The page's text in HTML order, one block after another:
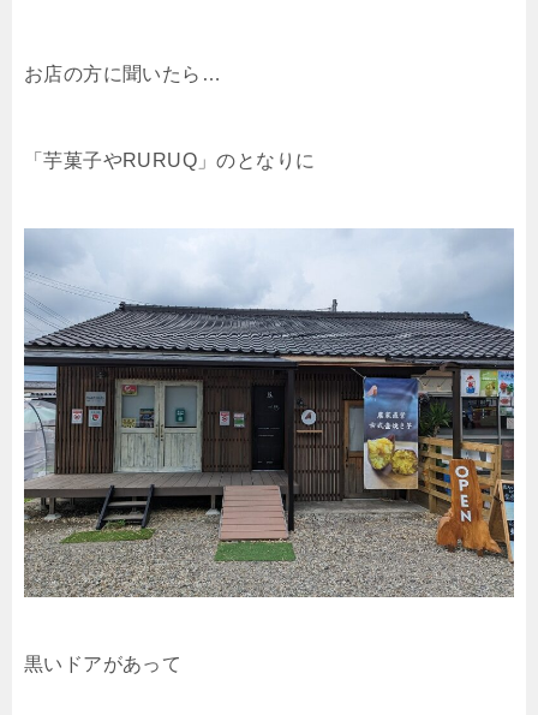
お店の方に聞いたら…
「芋菓子やRURUQ」のとなりに
黒いドアがあって